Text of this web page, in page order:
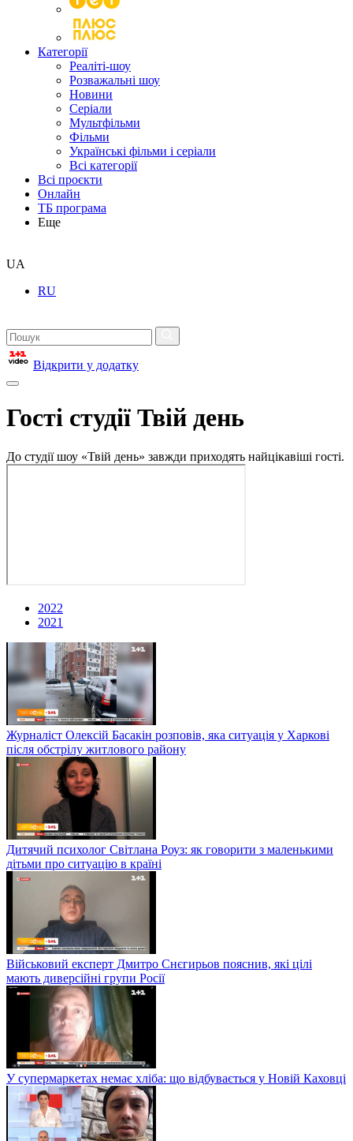
Категорії
Реаліті-шоу
Розважальні шоу
Новини
Серіали
Мультфільми
Фільми
Українські фільми і серіали
Всі категорії
Всі проєкти
Онлайн
ТБ програма
Еще
UA
RU
Відкрити у додатку
Гості студії Твій день
До студії шоу «Твій день» завжди приходять найцікавіші гості.
2022
2021
Журналіст Олексій Басакін розповів, яка ситуація у Харкові
після обстрілу житлового району
Дитячий психолог Світлана Роуз: як говорити з маленькими
дітьми про ситуацію в країні
Військовий експерт Дмитро Снєгирьов пояснив, які цілі
мають диверсійні групи Росії
У супермаркетах немає хліба: що відбувається у Новій Каховці